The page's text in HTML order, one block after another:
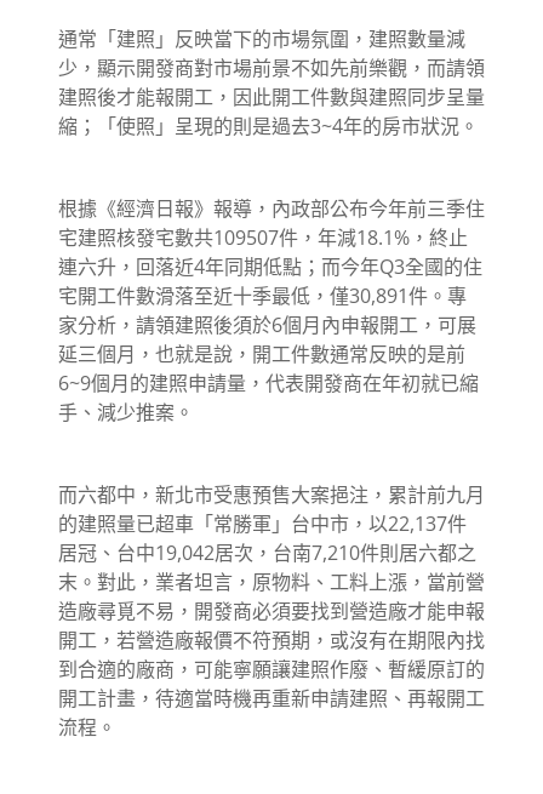
通常「建照」反映當下的市場氛圍，建照數量減
少，顯示開發商對市場前景不如先前樂觀，而請領
建照後才能報開工，因此開工件數與建照同步呈量
縮；「使照」呈現的則是過去3~4年的房市狀況。
根據《經濟日報》報導，內政部公布今年前三季住
宅建照核發宅數共109507件，年減18.1%，終止
連六升，回落近4年同期低點；而今年Q3全國的住
宅開工件數滑落至近十季最低，僅30,891件。專
家分析，請領建照後須於6個月內申報開工，可展
延三個月，也就是說，開工件數通常反映的是前
6~9個月的建照申請量，代表開發商在年初就已縮
手、減少推案。
而六都中，新北市受惠預售大案挹注，累計前九月
的建照量已超車「常勝軍」台中市，以22,137件
居冠、台中19,042居次，台南7,210件則居六都之
末。對此，業者坦言，原物料、工料上漲，當前營
造廠尋覓不易，開發商必須要找到營造廠才能申報
開工，若營造廠報價不符預期，或沒有在期限內找
到合適的廠商，可能寧願讓建照作廢、暫緩原訂的
開工計畫，待適當時機再重新申請建照、再報開工
流程。